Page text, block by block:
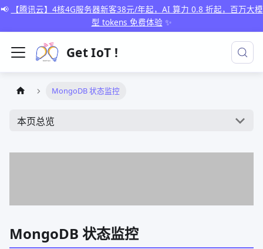
📢
【腾讯云】4核4G服务器新客38元/年起，AI 算力 0.8 折起，百万大模
型 tokens 免费体验 ✨
Get IoT !
MongoDB 状态监控
本页总览
MongoDB 状态监控